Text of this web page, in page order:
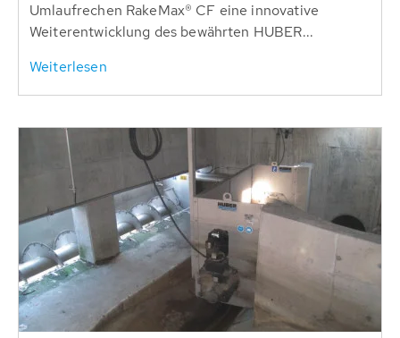
Umlaufrechen RakeMax® CF eine innovative
Weiterentwicklung des bewährten HUBER...
Weiterlesen